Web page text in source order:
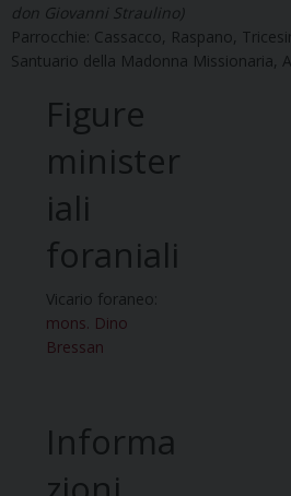
don Giovanni Straulino)
Parrocchie: Cassacco, Raspano,
Santuario della Madonna Missionaria,
Figure
minister
iali
foraniali
Vicario foraneo:
mons. Dino
Bressan
Informa